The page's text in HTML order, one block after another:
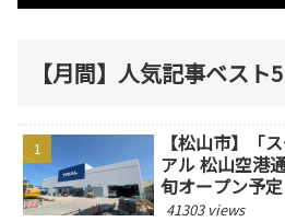
【月間】人気記事ベスト5
【松山市】「
アル 松山空港
旬オープン予定
41303 views